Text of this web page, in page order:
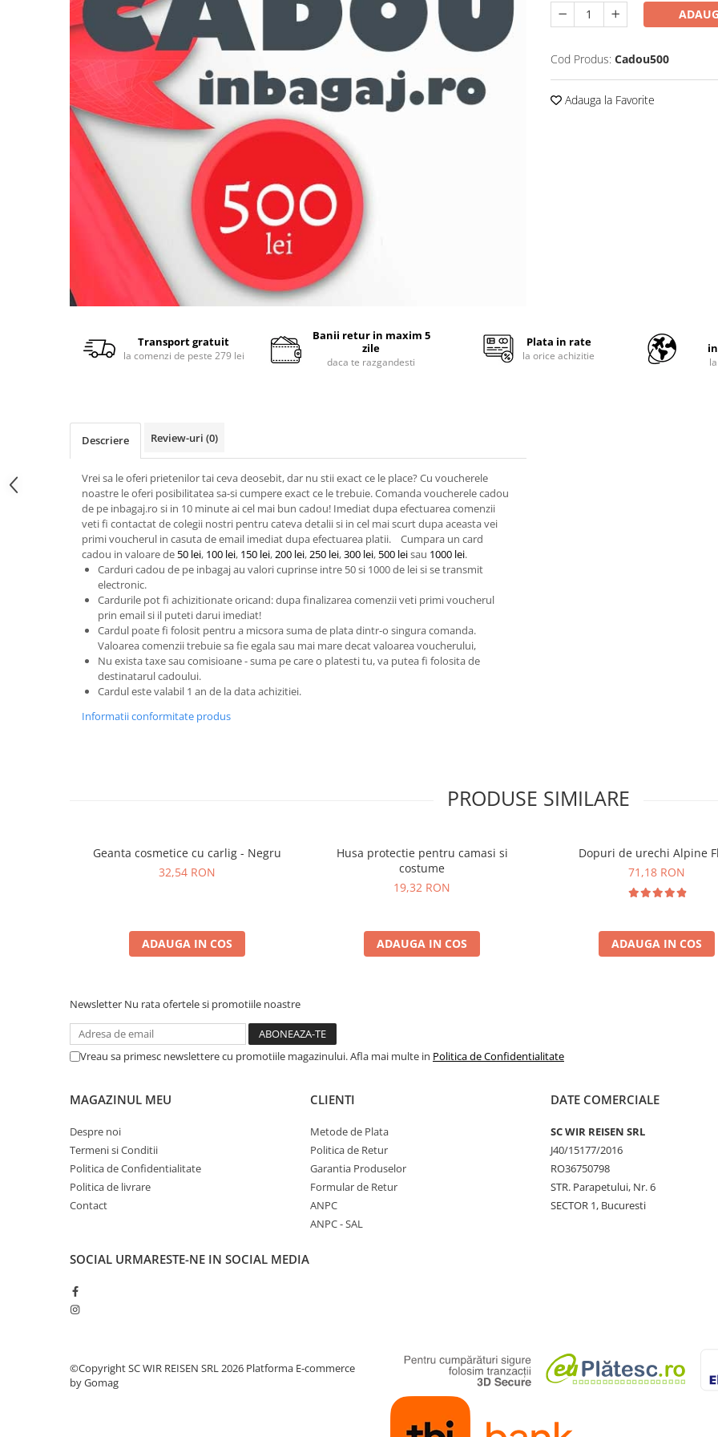
Huse troler
Reduceri bagaje
Cod Produs: Cadou500
Adauga la Favorite
Transport gratuit
la comenzi de peste 279 lei
Banii retur in maxim 5
zile
daca te razgandesti
Plata in rate
la orice achizitie
Descriere Review-uri (0)
Vrei sa le oferi prietenilor tai ceva deosebit, dar nu stii exact ce le place? Cu voucherele
noastre le oferi posibilitatea sa-si cumpere exact ce le trebuie. Comanda voucherele cadou
de pe inbagaj.ro si in 10 minute ai cel mai bun cadou! Imediat dupa efectuarea comenzii
veti fi contactat de colegii nostri pentru cateva detalii si in cel mai scurt dupa aceasta vei
primi voucherul in casuta de email imediat dupa efectuarea platii.
Cumpara un card
cadou in valoare de 50 lei, 100 lei, 150 lei,200 lei,250 lei,300 lei, 500 leisau 1000 lei.
Carduri cadou de pe inbagaj au valori cuprinse intre 50 si 1000 de lei si se transmit
electronic.
Cardurile pot fi achizitionate oricand: dupa finalizarea comenzii veti primi voucherul
prin email si il puteti darui imediat!
Cardul poate fi folosit pentru a micsora suma de plata dintr-o singura comanda.
Valoarea comenzii trebuie sa fie egala sau mai mare decat valoarea voucherului,
Nu exista taxe sau comisioane - suma pe care o platesti tu, va putea fi folosita de
destinatarul cadoului.
Cardul este valabil 1 an de la data achizitiei.
Informatii conformitate produs
PRODUSE SIMILARE
Geanta cosmetice cu carlig - Negru
32,54 RON
ADAUGA IN COS
Husa protectie pentru camasi si
costume
19,32 RON
ADAUGA IN COS
Dopuri de urechi Alpine
71,18 RON
ADAUGA IN COS
Newsletter Nu rata ofertele si promotiile noastre
Vreau sa primesc newslettere cu promotiile magazinului. Afla mai multe in Politica de Confidentialitate
MAGAZINUL MEU
Despre noi
Termeni si Conditii
Politica de Confidentialitate
Politica de livrare
Contact
CLIENTI
Metode de Plata
Politica de Retur
Garantia Produselor
Formular de Retur
ANPC
ANPC - SAL
DATE COMERCIALE
SC WIR REISEN SRL
J40/15177/2016
RO36750798
STR. Parapetului, Nr. 6
SECTOR 1, Bucuresti
SOCIAL URMARESTE-NE IN SOCIAL MEDIA
©Copyright SC WIR REISEN SRL 2026 Platforma E-commerce
by Gomag